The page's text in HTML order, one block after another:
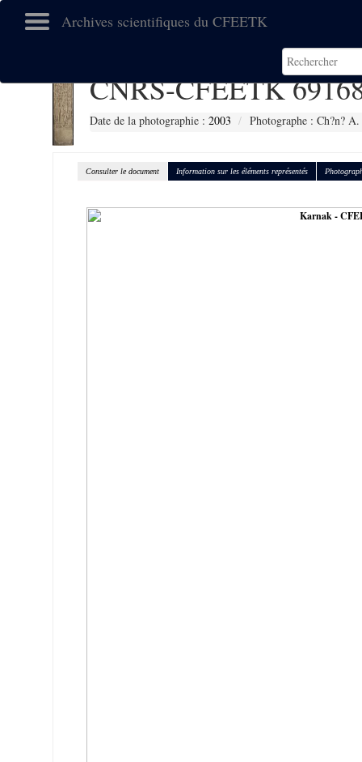
Archives scientifiques du CFEETK
CNRS-CFEETK
Date de la photographie : 2003 Photographe : Ch?n? A.
Consulter le document Information sur les éléments représentés